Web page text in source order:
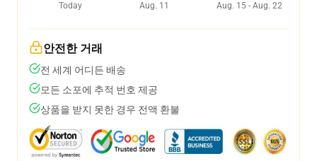
Today
Aug. 11
Aug. 15 - Aug. 22
안전한 거래
전 세계 어디든 배송
모든 소포에 추적 번호 제공
상품을 받지 못한 경우 전액 환불